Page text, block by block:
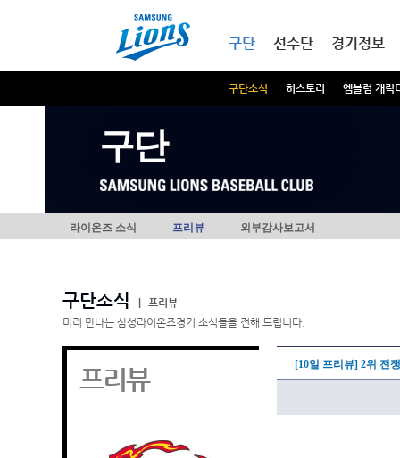
구단
구단소식 히스토리 엠블럼 캐릭
선수단 경기정보
구단
라이온즈 소식 프리뷰 외부감사보고서
구단소식
프리뷰
미리 만나는 삼성라이온즈경기 소식들을 전해 드립니다.
프리뷰 [10일 프리뷰] 2위 전